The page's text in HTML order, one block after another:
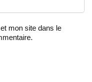
mon site dans le